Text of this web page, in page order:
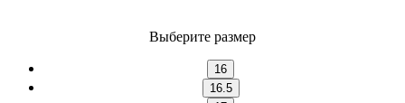
Выберите размер
16
16.5